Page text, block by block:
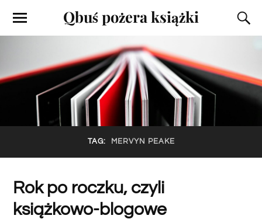
Qbuś pożera książki
TAG: MERVYN PEAKE
Rok po roczku, czyli
książkowo-blogowe